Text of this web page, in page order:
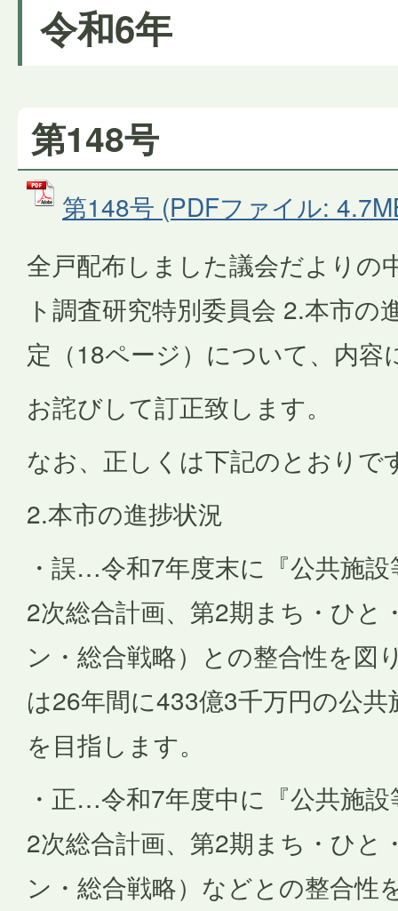
令和6年
第148号
第148号 (PDFファイル:
全戸配布しました議会だよりの
ト調査研究特別委員会 2.本市の
定（18ページ）について、内
お詫びして訂正致します。
なお、正しくは下記のとおりで
2.本市の進捗状況
・誤…令和7年度末に『公共施
2次総合計画、第2期まち・ひと
ン・総合戦略）との整合性を図
は26年間に433億3千万円の公
を目指します。
・正…令和7年度中に『公共施
2次総合計画、第2期まち・ひと
ン・総合戦略）などとの整合性